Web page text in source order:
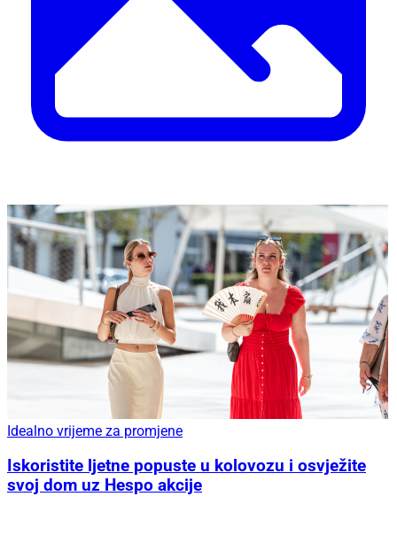
Idealno vrijeme za promjene
Iskoristite ljetne popuste u kolovozu i osvježite
svoj dom uz Hespo akcije